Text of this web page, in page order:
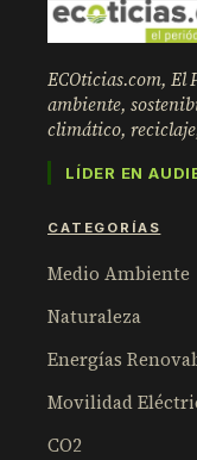
ECOticias.com, El
ambiente,
climático,
LÍDER EN
CATEGORÍAS
Medio Ambiente
Naturaleza
Energías
Movilidad
CO2